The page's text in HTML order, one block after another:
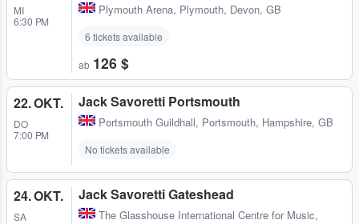
MI
6:30 PM
Plymouth Arena, Plymouth, Devon, GB
6 tickets available
ab 126 $
22. OKT.
DO
7:00 PM
Jack Savoretti Portsmouth
Portsmouth Guildhall, Portsmouth, Hampshire, GB
No tickets available
24. OKT.
SA
Jack Savoretti Gateshead
The Glasshouse International Centre for Music,